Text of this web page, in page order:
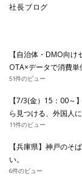
社長ブログ
【自治体・DMO向
OTA×データで消費
51件のビュー
【7/3(金）15：00～
ら見つける、外国人
11件のビュー
【兵庫県】神戸のそ
い。
6件のビュー